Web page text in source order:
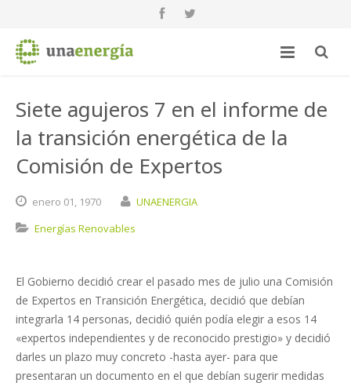
Siete agujeros 7 en el informe de
la transición energética de la
Comisión de Expertos
enero 01, 1970
UNAENERGIA
Energías Renovables
El Gobierno decidió crear el pasado mes de julio una Comisión
de Expertos en Transición Energética, decidió que debían
integrarla 14 personas, decidió quién podía elegir a esos 14
«expertos independientes y de reconocido prestigio» y decidió
darles un plazo muy concreto -hasta ayer- para que
presentaran un documento en el que debían sugerir medidas